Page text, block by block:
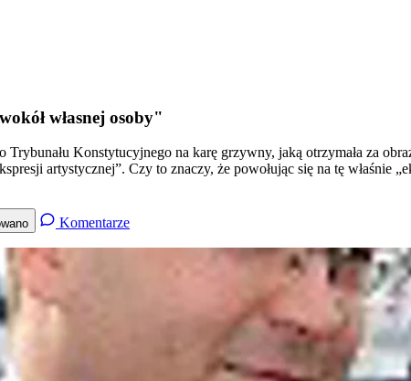
własnej osoby"
Konstytucyjnego na karę grzywny, jaką otrzymała za
artystycznej”. Czy to znaczy, że powołując się na tę właśnie
Komentarze